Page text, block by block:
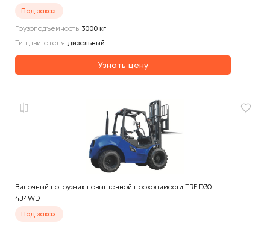
Под заказ
Грузоподъемность 3000 кг
Тип двигателя дизельный
Узнать цену
Вилочный погрузчик повышенной проходимости TRF D30-
4J4WD
Под заказ